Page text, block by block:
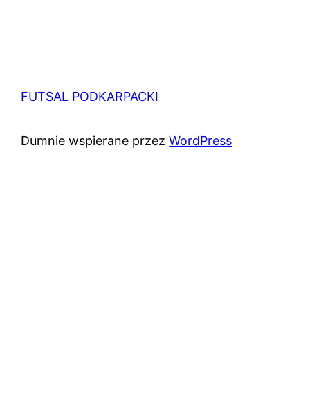
FUTSAL PODKARPACKI
Dumnie wspierane przezWordPress